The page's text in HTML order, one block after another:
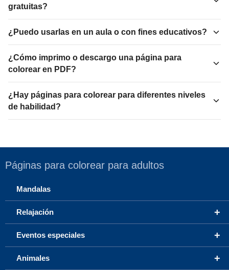
gratuitas?
¿Puedo usarlas en un aula o con fines educativos?
¿Cómo imprimo o descargo una página para
colorear en PDF?
¿Hay páginas para colorear para diferentes niveles
de habilidad?
Páginas para colorear para adultos
Mandalas
+
Relajación
+
Eventos especiales
+
Animales